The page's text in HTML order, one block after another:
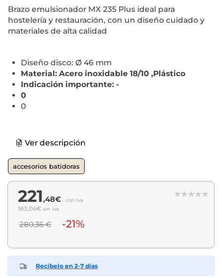
Brazo emulsionador MX 235 Plus ideal para
hostelería y restauración, con un diseño cuidado y
materiales de alta calidad
Diseño disco: Ø 46 mm
Material: Acero inoxidable 18/10 ,Plástico
Indicación importante: -
0
0
Ver descripción
accesorios batidoras
221,48€ con iva
183,04€ sin iva
280,36 € -21%
Recíbelo en 2-7 días